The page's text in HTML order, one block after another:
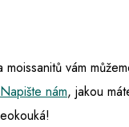
vám
Napište nám, jakou